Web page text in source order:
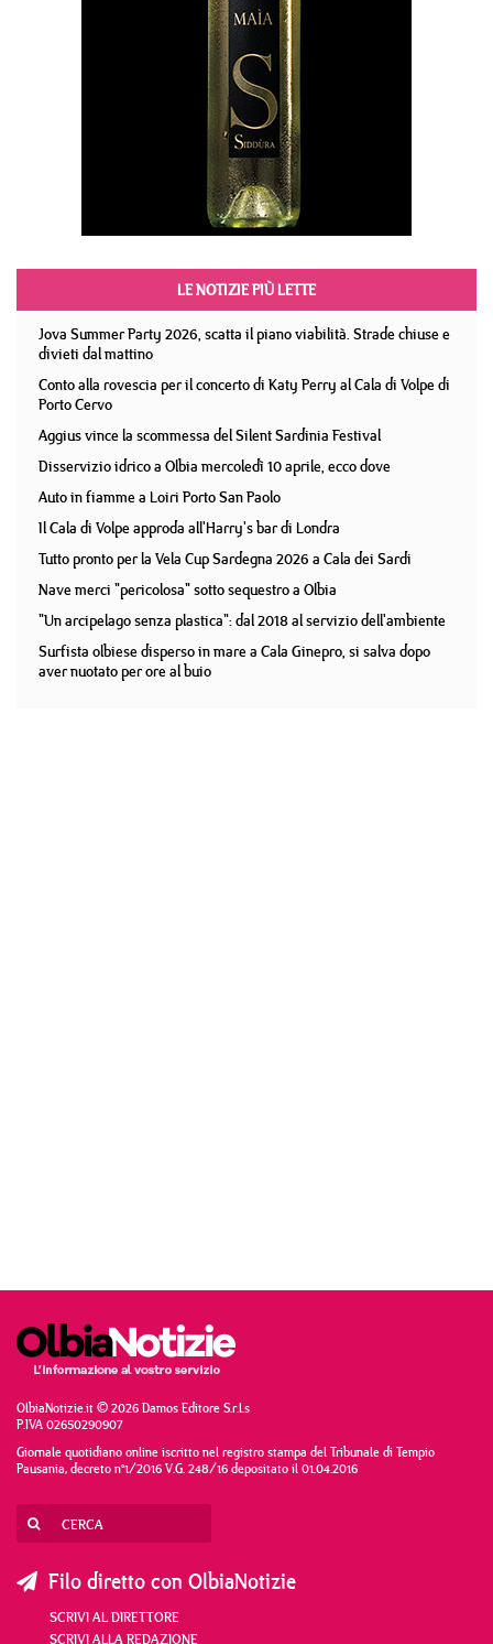
LE NOTIZIE PIÙ LETTE
Jova Summer Party 2026, scatta il piano viabilità. Strade chiuse e
divieti dal mattino
Conto alla rovescia per il concerto di Katy Perry al Cala di Volpe di
Porto Cervo
Aggius vince la scommessa del Silent Sardinia Festival
Disservizio idrico a Olbia mercoledì 10 aprile, ecco dove
Auto in fiamme a Loiri Porto San Paolo
Il Cala di Volpe approda all'Harry's bar di Londra
Tutto pronto per la Vela Cup Sardegna 2026 a Cala dei Sardi
Nave merci "pericolosa" sotto sequestro a Olbia
"Un arcipelago senza plastica": dal 2018 al servizio dell'ambiente
Surfista olbiese disperso in mare a Cala Ginepro, si salva dopo
aver nuotato per ore al buio
OlbiaNotizie.it © 2026 Damos Editore S.r.l.s
P.IVA 02650290907
Giornale quotidiano online iscritto nel registro stampa del Tribunale di Tempio
Pausania, decreto n°1/2016 V.G. 248/16 depositato il 01.04.2016
Filo diretto con OlbiaNotizie
SCRIVI AL DIRETTORE
SCRIVI ALLA REDAZIONE